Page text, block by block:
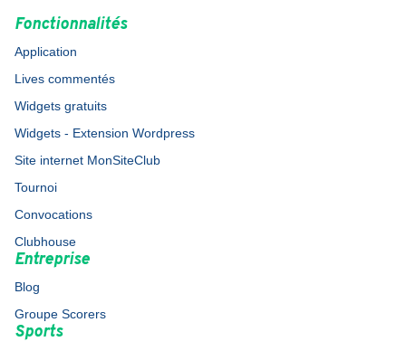
Fonctionnalités
Application
Lives commentés
Widgets gratuits
Widgets - Extension Wordpress
Site internet MonSiteClub
Tournoi
Convocations
Clubhouse
Entreprise
Blog
Groupe Scorers
Sports